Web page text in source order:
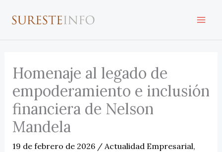
Homenaje al legado de
empoderamiento e inclusión
financiera de Nelson
Mandela
19 de febrero de 2026 / Actualidad Empresarial,